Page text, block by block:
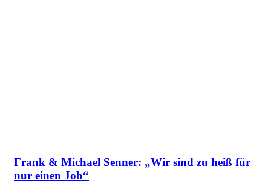
Frank & Michael Senner: „Wir sind zu heiß für
nur einen Job“